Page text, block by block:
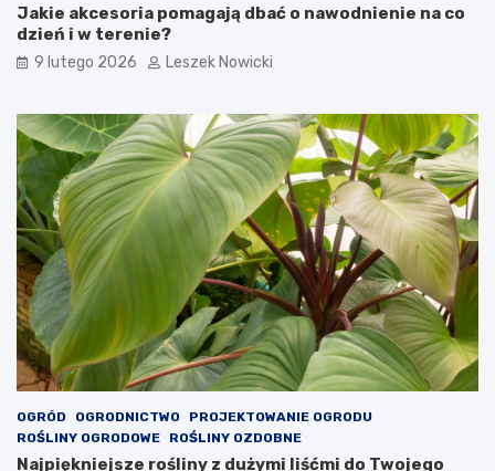
Jakie akcesoria pomagają dbać o nawodnienie na co
dzień i w terenie?
9 lutego 2026 Leszek Nowicki
OGRÓD OGRODNICTWO
PROJEKTOWANIE OGRODU
ROŚLINY OGRODOWE
ROŚLINY OZDOBNE
Najpiękniejsze rośliny z dużymi liśćmi do Twojego